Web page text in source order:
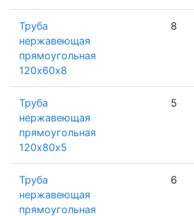
Труба
нержавеющая
прямоугольная
120х60х8
8
Труба
нержавеющая
прямоугольная
120х80х5
5
Труба
нержавеющая
прямоугольная
6